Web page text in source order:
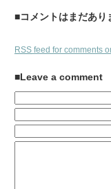
■コメントはまだあり
RSS feed for comments
■Leave a comment